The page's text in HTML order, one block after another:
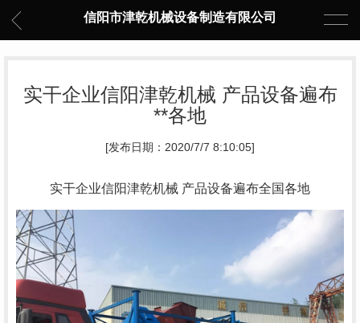
信阳市津乾机械设备制造有限公司
实干企业信阳津乾机械 产品设备遍布
**各地
[发布日期：2020/7/7 8:10:05]
实干企业信阳津乾机械 产品设备遍布全国各地